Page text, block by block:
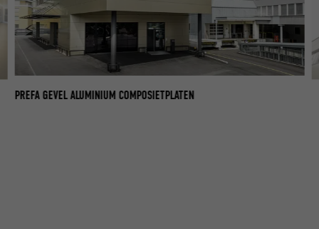
PREFA GEVEL ALUMINIUM COMPOSIETPLATEN